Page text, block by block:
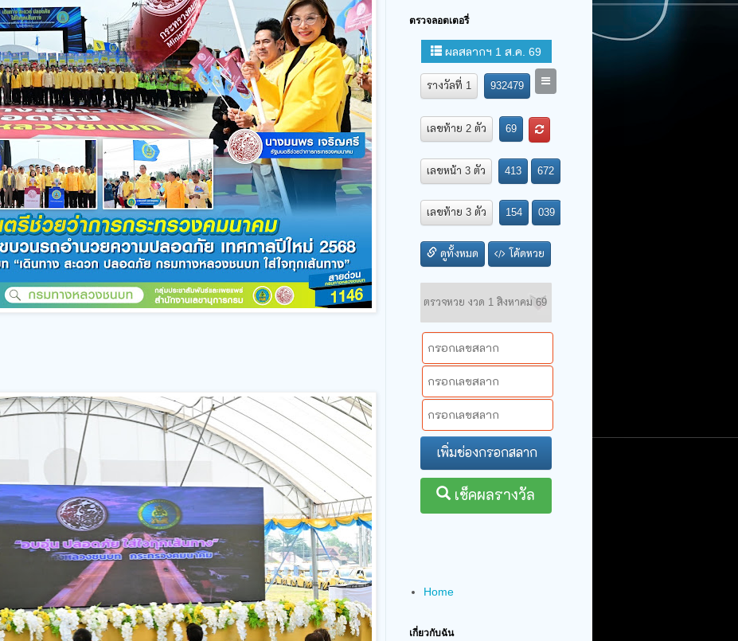
ตรวจลอตเตอรี่
Home
เกี่ยวกับฉัน